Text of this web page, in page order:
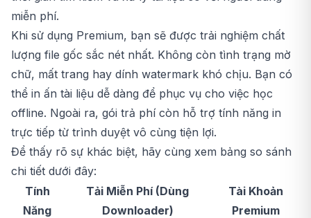
miễn phí.
Khi sử dụng Premium, bạn sẽ được trải nghiệm chất
lượng file gốc sắc nét nhất. Không còn tình trạng mờ
chữ, mất trang hay dính watermark khó chịu. Bạn có
thể in ấn tài liệu dễ dàng để phục vụ cho việc học
offline. Ngoài ra, gói trả phí còn hỗ trợ tính năng in
trực tiếp từ trình duyệt vô cùng tiện lợi.
Để thấy rõ sự khác biệt, hãy cùng xem bảng so sánh
chi tiết dưới đây:
Tính
Năng
Tải Miễn Phí (Dùng
Downloader)
Tài Khoản
Premium